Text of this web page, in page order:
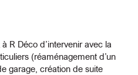
R Déco d’intervenir avec la
(réaménagement d’un
garage, création de suite